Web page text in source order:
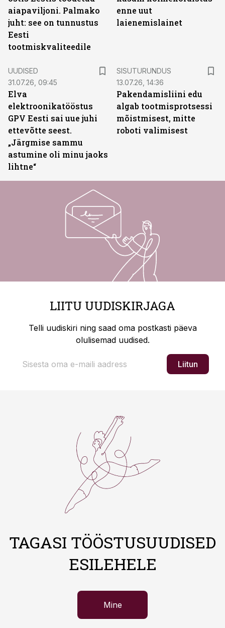
aiapaviljoni. Palmako
juht: see on tunnustus
Eesti
tootmiskvaliteedile
enne uut
laienemislainet
UUDISED
31.07.26, 09:45
Elva
elektroonikatööstus
GPV Eesti sai uue juhi
ettevõtte seest.
„Järgmise sammu
astumine oli minu jaoks
lihtne“
SISUTURUNDUS
13.07.26, 14:36
Pakendamisliini edu
algab tootmisprotsessi
mõistmisest, mitte
roboti valimisest
LIITU UUDISKIRJAGA
Telli uudiskiri ning saad oma postkasti päeva
olulisemad uudised.
Liitun
TAGASI TÖÖSTUSUUDISED
ESILEHELE
Mine